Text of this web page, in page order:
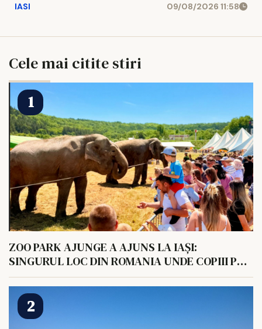
IASI 09/08/2026 11:58
Cele mai citite stiri
ZOO PARK AJUNGE A AJUNS LA IAȘI:
SINGURUL LOC DIN ROMANIA UNDE COPIII POT
HRANI UN ELEFANT